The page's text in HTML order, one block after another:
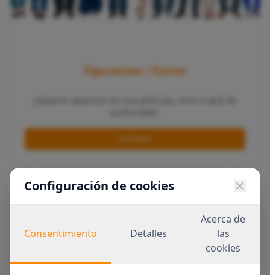
Figurantes / Extras
Configuración de cookies
Consentimiento Detalles
Acerca de
las
cookies